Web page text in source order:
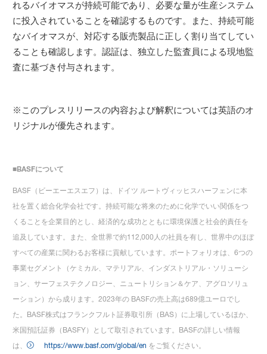
れるバイオマスが持続可能であり、必要な量が生産システム
に投入されていることを確認するものです。また、持続可能
なバイオマスが、対応する販売製品に正しく割り当てしてい
ることも確認します。認証は、独立した監査員による現地監
査に基づき付与されます。
※このプレスリリースの内容および解釈については英語のオ
リジナルが優先されます。
■BASFについて
BASF（ビーエーエスエフ）は、ドイツ ルートヴィッヒスハーフェンに本
社を置く総合化学会社です。持続可能な将来のために化学でいい関係をつ
くることを企業目的とし、経済的な成功とともに環境保護と社会的責任を
追及しています。また、全世界で約112,000人の社員を有し、世界中のほぼ
すべての産業に関わるお客様に貢献しています。ポートフォリオは、6つの
事業セグメント（ケミカル、マテリアル、インダストリアル・ソリューシ
ョン、サーフェステクノロジー、ニュートリション＆ケア、アグロソリュ
ーション）から成ります。2023年の BASFの売上高は689億ユーロでし
た。BASF株式はフランクフルト証券取引所（BAS）に上場しているほか、
米国預託証券（BASFY）として取引されています。BASFの詳しい情報
は、
https://www.basf.com/global/en をご覧ください。